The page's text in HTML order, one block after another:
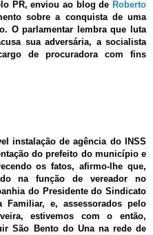
PR, enviou ao blog de Roberto
sobre a conquista de uma
O parlamentar lembra que luta
sua adversária, a socialista
de procuradora com fins
instalação de agência do INSS
do prefeito do município e
os fatos, afirmo-lhe que,
na função de vereador no
do Presidente do Sindicato
Familiar, e, assessorados pelo
estivemos com o então,
São Bento do Una na rede de